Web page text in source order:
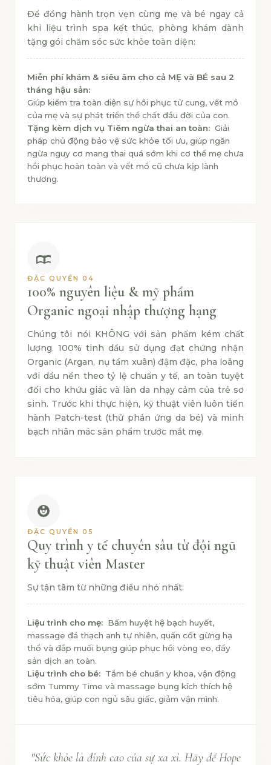
Để đồng hành trọn vẹn cùng mẹ và bé ngay cả
khi liệu trình spa kết thúc, phòng khám dành
tặng gói chăm sóc sức khỏe toàn diện:
Miễn phí khám & siêu âm cho cả MẸ và BÉ sau 2
tháng hậu sản:
Giúp kiểm tra toàn diện sự hồi phục tử cung, vết mổ
của mẹ và sự phát triển thể chất đầu đời của con.
Tặng kèm dịch vụ Tiêm ngừa thai an toàn: Giải
pháp chủ động bảo vệ sức khỏe tối ưu, giúp ngăn
ngừa nguy cơ mang thai quá sớm khi cơ thể mẹ chưa
hồi phục hoàn toàn và vết mổ cũ chưa kịp lành
thương.
ĐẶC QUYỀN 04
100% nguyên liệu & mỹ phẩm
Organic ngoại nhập thượng hạng
Chúng tôi nói KHÔNG với sản phẩm kém chất
lượng. 100% tinh dầu sử dụng đạt chứng nhận
Organic (Argan, nụ tầm xuân) đậm đặc, pha loãng
với dầu nền theo tỷ lệ chuẩn y tế, an toàn tuyệt
đối cho khứu giác và làn da nhạy cảm của trẻ sơ
sinh. Trước khi thực hiện, kỹ thuật viên luôn tiến
hành Patch-test (thử phản ứng da bé) và minh
bạch nhãn mác sản phẩm trước mắt mẹ.
ĐẶC QUYỀN 05
Quy trình y tế chuyên sâu từ đội ngũ
kỹ thuật viên Master
Sự tận tâm từ những điều nhỏ nhất:
Liệu trình cho mẹ: Bấm huyệt hệ bạch huyết,
massage đá thạch anh tự nhiên, quấn cốt gừng hạ
thổ và đắp muối bụng giúp phục hồi vòng eo, đẩy
sản dịch an toàn.
Liệu trình cho bé: Tắm bé chuẩn y khoa, vận động
sớm Tummy Time và massage bụng kích thích hệ
tiêu hóa, giúp con ngủ sâu giấc, giảm vặn mình.
"Sức khỏe là đỉnh cao của sự xa xỉ. Hãy để Hope